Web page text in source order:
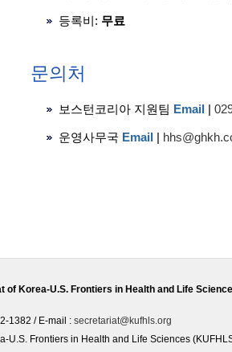
등록비: 무료
문의처
보스턴코리아 지원팀 Email |
운영사무국 Email |
of Korea-U.S. Frontiers in Health and Life
1382 / E-mail : secretariat@kufhls.org
U.S. Frontiers in Health and Life Sciences